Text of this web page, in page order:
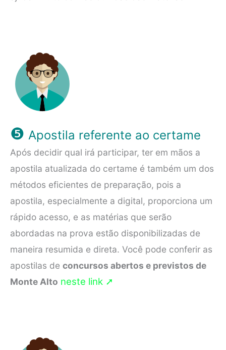
❺ Apostila referente ao certame
Após decidir qual irá participar, ter em mãos a
apostila atualizada do certame é também um dos
métodos eficientes de preparação, pois a
apostila, especialmente a digital, proporciona um
rápido acesso, e as matérias que serão
abordadas na prova estão disponibilizadas de
maneira resumida e direta. Você pode conferir as
apostilas de concursos abertos e previstos de
Monte Alto neste link ➚